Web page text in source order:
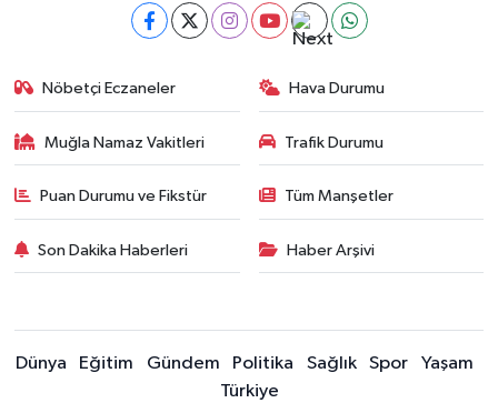
Nöbetçi Eczaneler Hava Durumu
Muğla Namaz Vakitleri Trafik Durumu
Puan Durumu ve Fikstür Tüm Manşetler
Son Dakika Haberleri Haber Arşivi
Dünya Eğitim Gündem Politika Sağlık Spor
Yaşam
Türkiye